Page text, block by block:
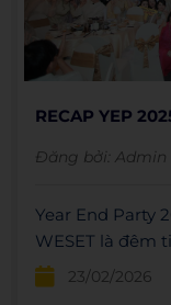
RECAP YEP
Đăng bởi: Admin
Year End Party
WESET là đêm
gia đình cùng
nhận sự ghi
23/02/2026